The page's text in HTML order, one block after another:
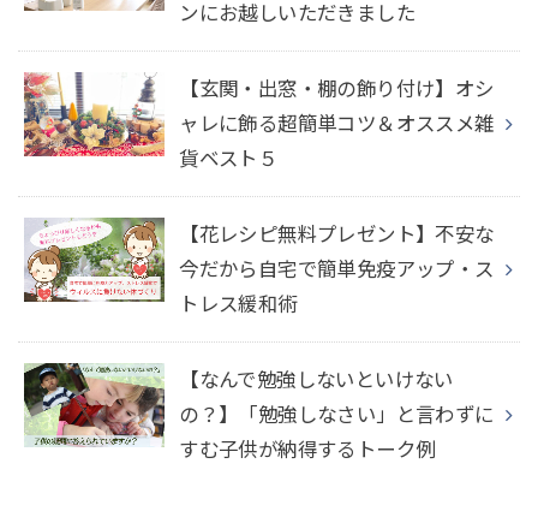
ンにお越しいただきました
【玄関・出窓・棚の飾り付け】オシ
ャレに飾る超簡単コツ＆オススメ雑
貨ベスト５
【花レシピ無料プレゼント】不安な
今だから自宅で簡単免疫アップ・ス
トレス緩和術
【なんで勉強しないといけない
の？】「勉強しなさい」と言わずに
すむ子供が納得するトーク例